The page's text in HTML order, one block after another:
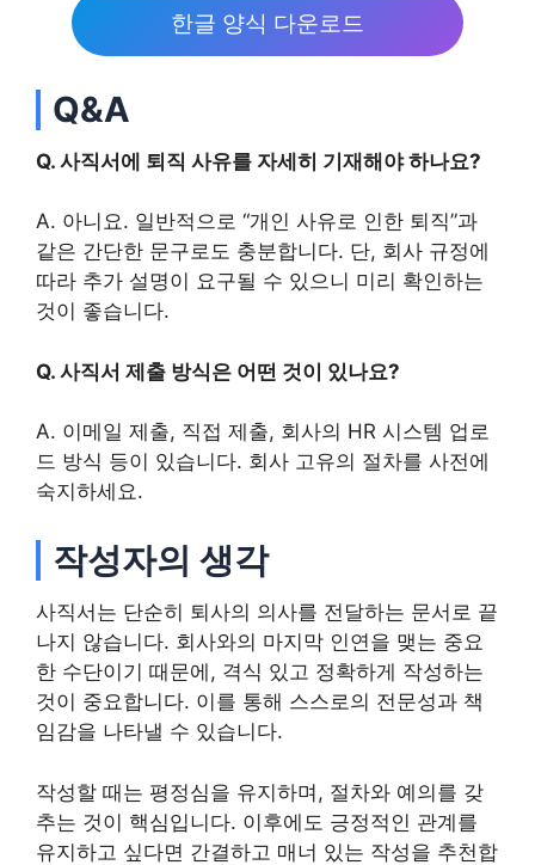
한글 양식 다운로드
Q&A
Q. 사직서에 퇴직 사유를 자세히 기재해야 하나요?
A. 아니요. 일반적으로 “개인 사유로 인한 퇴직”과
같은 간단한 문구로도 충분합니다. 단, 회사 규정에
따라 추가 설명이 요구될 수 있으니 미리 확인하는
것이 좋습니다.
Q. 사직서 제출 방식은 어떤 것이 있나요?
A. 이메일 제출, 직접 제출, 회사의 HR 시스템 업로
드 방식 등이 있습니다. 회사 고유의 절차를 사전에
숙지하세요.
작성자의 생각
사직서는 단순히 퇴사의 의사를 전달하는 문서로 끝
나지 않습니다. 회사와의 마지막 인연을 맺는 중요
한 수단이기 때문에, 격식 있고 정확하게 작성하는
것이 중요합니다. 이를 통해 스스로의 전문성과 책
임감을 나타낼 수 있습니다.
작성할 때는 평정심을 유지하며, 절차와 예의를 갖
추는 것이 핵심입니다. 이후에도 긍정적인 관계를
유지하고 싶다면 간결하고 매너 있는 작성을 추천합